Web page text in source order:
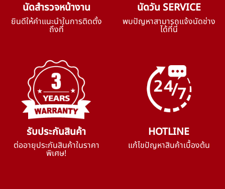
นัดสำรวจหน้างาน
ยินดีให้คำแนะนำในการติดตั้ง
ถึงที่
นัดวัน SERVICE
พบปัญหาสามารถแจ้งนัดช่าง
ได้ที่นี่
รับประกันสินค้า
ต่ออายุประกันสินค้าในราคา
พิเศษ!
HOTLINE
แก้ไขปัญหาสินค้าเบื้องต้น